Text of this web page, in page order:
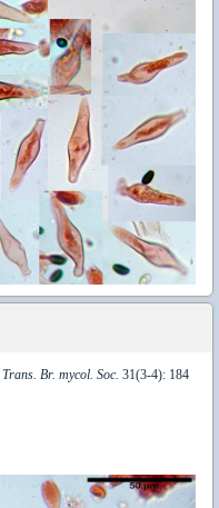
Trans. Br. mycol. Soc. 31(3-4): 184